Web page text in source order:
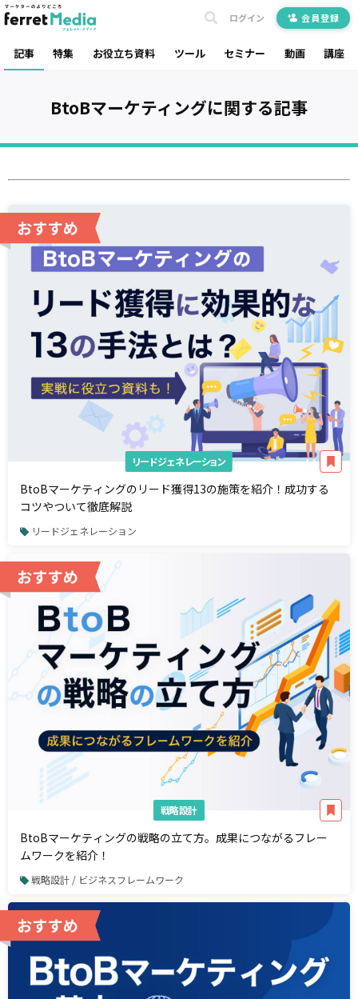
記事 特集 お役立ち資料 ツール セミナー 動画 講座
ログイン 会員登録
BtoBマーケティングに関する記事
リードジェネレーション
BtoBマーケティングのリード獲得13の施策を紹介！成功する
コツやついて徹底解説
リードジェネレーション
戦略設計
BtoBマーケティングの戦略の立て方。成果につながるフレー
ムワークを紹介！
戦略設計 / ビジネスフレームワーク